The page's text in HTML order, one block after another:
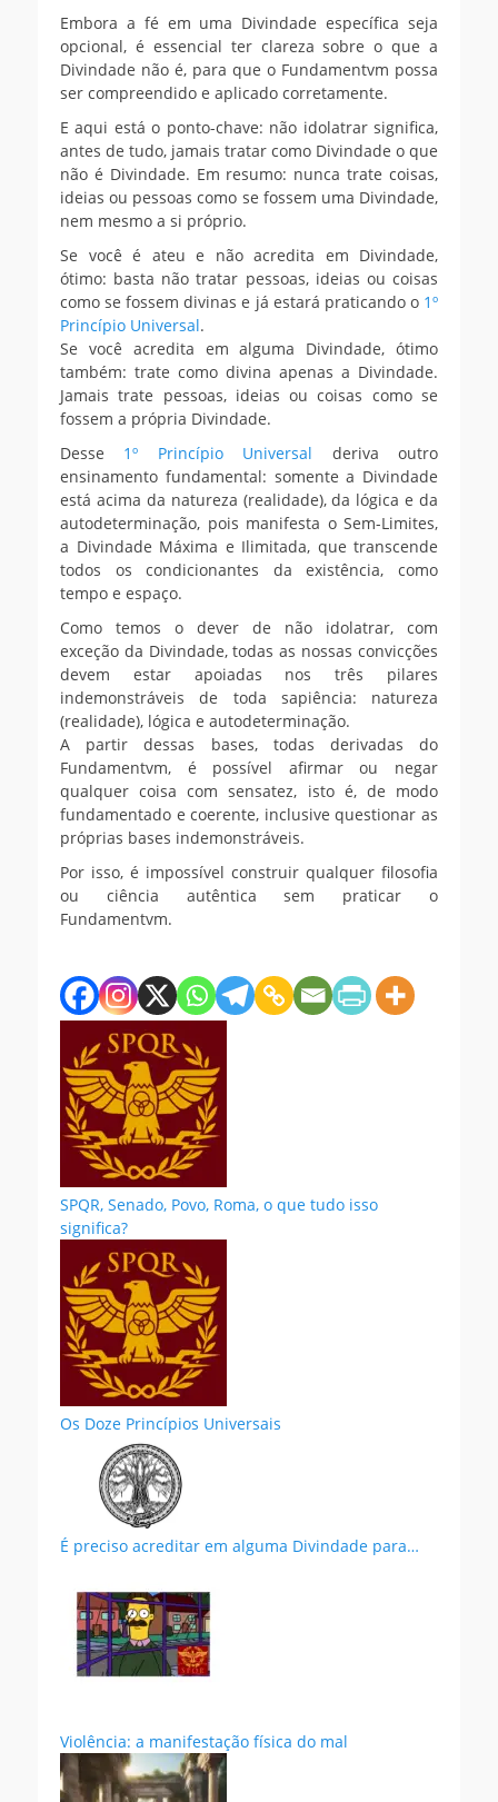
Embora a fé em uma Divindade específica seja
opcional, é essencial ter clareza sobre o que a
Divindade não é, para que o Fundamentvm possa
ser compreendido e aplicado corretamente.
E aqui está o ponto-chave: não idolatrar significa,
antes de tudo, jamais tratar como Divindade o que
não é Divindade. Em resumo: nunca trate coisas,
ideias ou pessoas como se fossem uma Divindade,
nem mesmo a si próprio.
Se você é ateu e não acredita em Divindade,
ótimo: basta não tratar pessoas, ideias ou coisas
como se fossem divinas e já estará praticando o 1º
Princípio Universal.
Se você acredita em alguma Divindade, ótimo
também: trate como divina apenas a Divindade.
Jamais trate pessoas, ideias ou coisas como se
fossem a própria Divindade.
Desse 1º Princípio Universal deriva outro
ensinamento fundamental: somente a Divindade
está acima da natureza (realidade), da lógica e da
autodeterminação, pois manifesta o Sem-Limites,
a Divindade Máxima e Ilimitada, que transcende
todos os condicionantes da existência, como
tempo e espaço.
Como temos o dever de não idolatrar, com
exceção da Divindade, todas as nossas convicções
devem estar apoiadas nos três pilares
indemonstráveis de toda sapiência: natureza
(realidade), lógica e autodeterminação.
A partir dessas bases, todas derivadas do
Fundamentvm, é possível afirmar ou negar
qualquer coisa com sensatez, isto é, de modo
fundamentado e coerente, inclusive questionar as
próprias bases indemonstráveis.
Por isso, é impossível construir qualquer filosofia
ou ciência autêntica sem praticar o
Fundamentvm.
SPQR, Senado, Povo, Roma, o que tudo isso
significa?
Os Doze Princípios Universais
É preciso acreditar em alguma Divindade para…
Violência: a manifestação física do mal